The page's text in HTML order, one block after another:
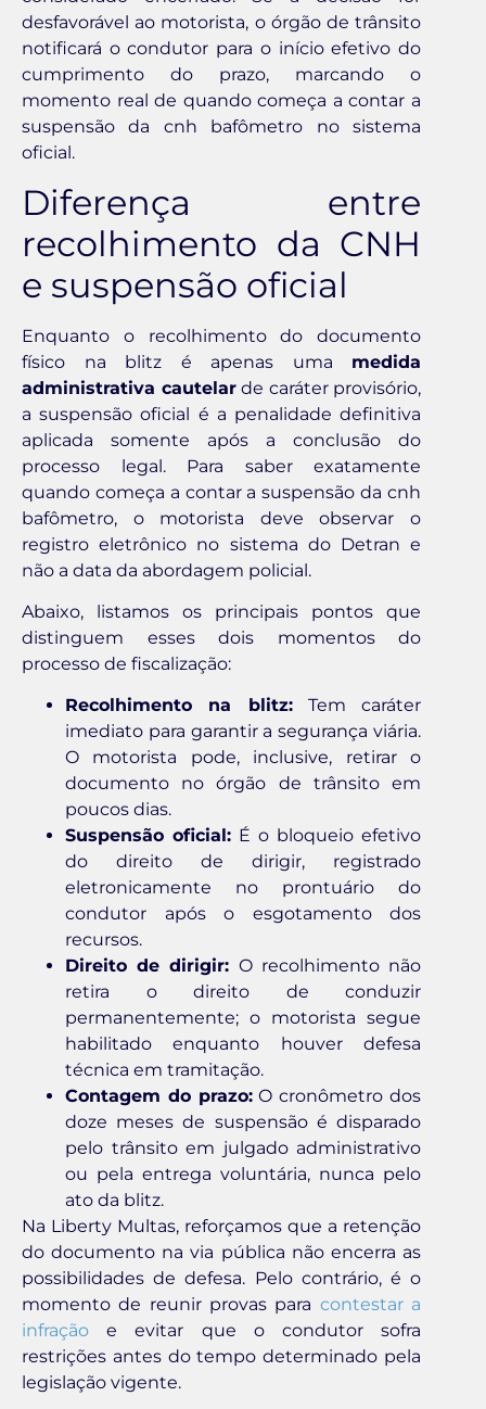
desfavorável ao motorista, o órgão de trânsito
notificará o condutor para o início efetivo do
cumprimento do prazo, marcando o
momento real de quando começa a contar a
suspensão da cnh bafômetro no sistema
oficial.
Diferença entre
recolhimento da CNH
e suspensão oficial
Enquanto o recolhimento do documento
físico na blitz é apenas uma medida
administrativa cautelarde caráter provisório,
a suspensão oficial é a penalidade definitiva
aplicada somente após a conclusão do
processo legal. Para saber exatamente
quando começa a contar a suspensão da cnh
bafômetro, o motorista deve observar o
registro eletrônico no sistema do Detran e
não a data da abordagem policial.
Abaixo, listamos os principais pontos que
distinguem esses dois momentos do
processo de fiscalização:
Recolhimento na blitz:Tem caráter
imediato para garantir a segurança viária.
O motorista pode, inclusive, retirar o
documento no órgão de trânsito em
poucos dias.
Suspensão oficial: É o bloqueio efetivo
do direito de dirigir, registrado
eletronicamente no prontuário do
condutor após o esgotamento dos
recursos.
Direito de dirigir: O recolhimento não
retira o direito de conduzir
permanentemente; o motorista segue
habilitado enquanto houver defesa
técnica em tramitação.
Contagem do prazo:O cronômetro dos
doze meses de suspensão é disparado
pelo trânsito em julgado administrativo
ou pela entrega voluntária, nunca pelo
ato da blitz.
Na Liberty Multas, reforçamos que a retenção
do documento na via pública não encerra as
possibilidades de defesa. Pelo contrário, é o
momento de reunir provas para contestar a
infração e evitar que o condutor sofra
restrições antes do tempo determinado pela
legislação vigente.